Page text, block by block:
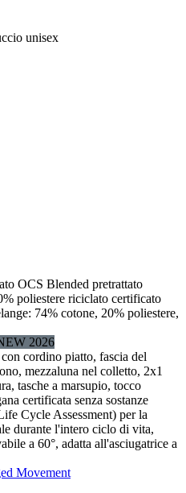
unisex
OCS Blended pretrattato
poliestere riciclato certificato
74% cotone, 20% poliestere,
2026
cordino piatto, fascia del
mezzaluna nel colletto, 2x1
tasche a marsupio, tocco
certificata senza sostanze
Cycle Assessment) per la
durante l'intero ciclo di vita,
a 60°, adatta all'asciugatrice a
Movement